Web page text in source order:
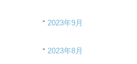
2023年9月
2023年8月